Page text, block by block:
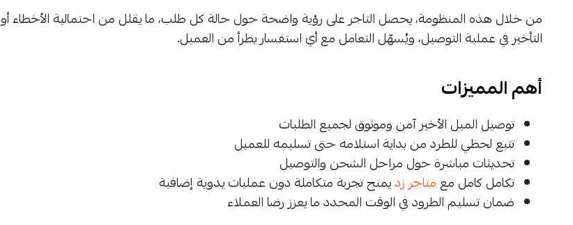
من خلال هذه المنظومة، يحصل التاجر على رؤية واضحة حول حالة كل طلب، ما يقلل من احتمالية الأخطاء أو
التأخير في عملية التوصيل، ويُسهّل التعامل مع أي استفسار يطرأ من العميل.
أهم المميزات
توصيل الميل الأخير آمن وموثوق لجميع الطلبات
تتبع لحظي للطرد من بداية استلامه حتى تسليمه للعميل
تحديثات مباشرة حول مراحل الشحن والتوصيل
تكامل كامل معمتاجر زديمنح تجربة متكاملة دون عمليات يدوية إضافية
ضمان تسليم الطرود في الوقت المحدد ما يعزز رضا العملاء